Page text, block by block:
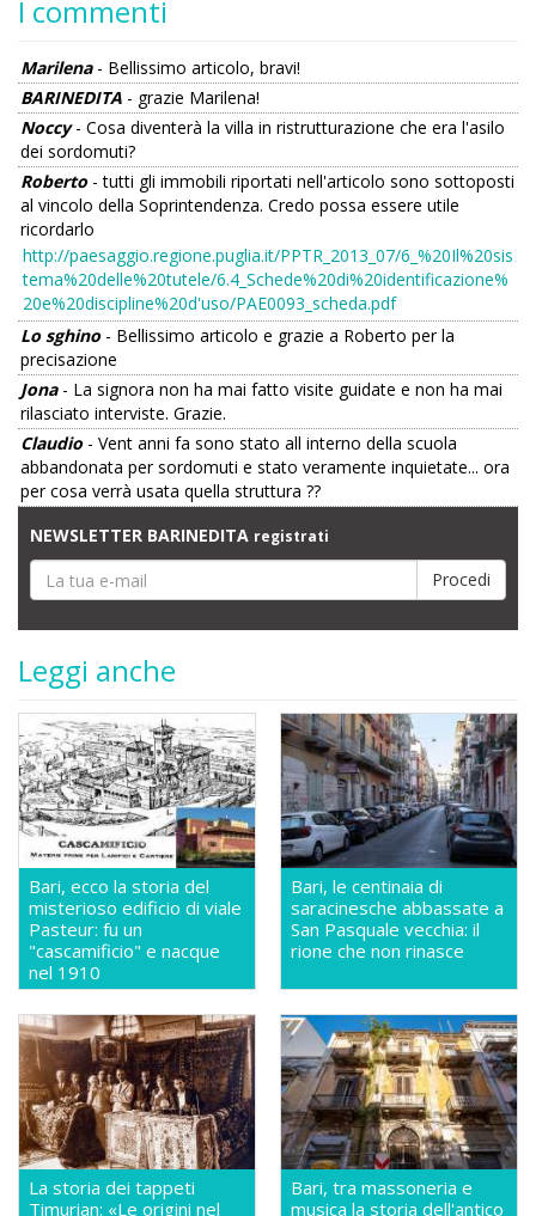
I commenti
Marilena - Bellissimo articolo, bravi!
BARINEDITA - grazie Marilena!
Noccy- Cosa diventerà la villa in ristrutturazione che era l'asilo
dei sordomuti?
Roberto- tutti gli immobili riportati nell'articolo sono sottoposti
al vincolo della Soprintendenza. Credo possa essere utile
ricordarlo
http://paesaggio.regione.puglia.it/PPTR_2013_07/6_%20Il%20sis
tema%20delle%20tutele/6.4_Schede%20di%20identificazione%
20e%20discipline%20d'uso/PAE0093_scheda.pdf
Lo sghino- Bellissimo articolo e grazie a Roberto per la
precisazione
Jona- La signora non ha mai fatto visite guidate e non ha mai
rilasciato interviste. Grazie.
Claudio- Vent anni fa sono stato all interno della scuola
abbandonata per sordomuti e stato veramente inquietate... ora
per cosa verrà usata quella struttura ??
NEWSLETTER BARINEDITA registrati
Leggi anche
Bari, ecco la storia del
misterioso edificio di viale
Pasteur: fu un
"cascamificio" e nacque
nel 1910
Bari, le centinaia di
saracinesche abbassate a
San Pasquale vecchia: il
rione che non rinasce
La storia dei tappeti
Timurian: «Le origini nel
Bari, tra massoneria e
musica la storia dell'antico